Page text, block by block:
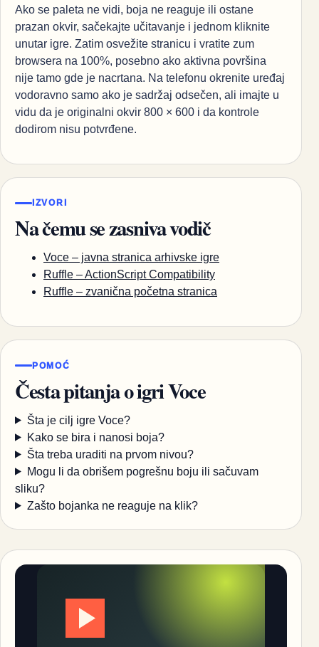
Ako se paleta ne vidi, boja ne reaguje ili ostane
prazan okvir, sačekajte učitavanje i jednom kliknite
unutar igre. Zatim osvežite stranicu i vratite zum
browsera na 100%, posebno ako aktivna površina
nije tamo gde je nacrtana. Na telefonu okrenite uređaj
vodoravno samo ako je sadržaj odsečen, ali imajte u
vidu da je originalni okvir 800 × 600 i da kontrole
dodirom nisu potvrđene.
IZVORI
Na čemu se zasniva vodič
Voce – javna stranica arhivske igre
Ruffle – ActionScript Compatibility
Ruffle – zvanična početna stranica
POMOĆ
Česta pitanja o igri Voce
Šta je cilj igre Voce?
Kako se bira i nanosi boja?
Šta treba uraditi na prvom nivou?
Mogu li da obrišem pogrešnu boju ili sačuvam
sliku?
Zašto bojanka ne reaguje na klik?